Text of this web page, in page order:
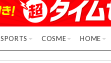
SPORTS COSME HOME